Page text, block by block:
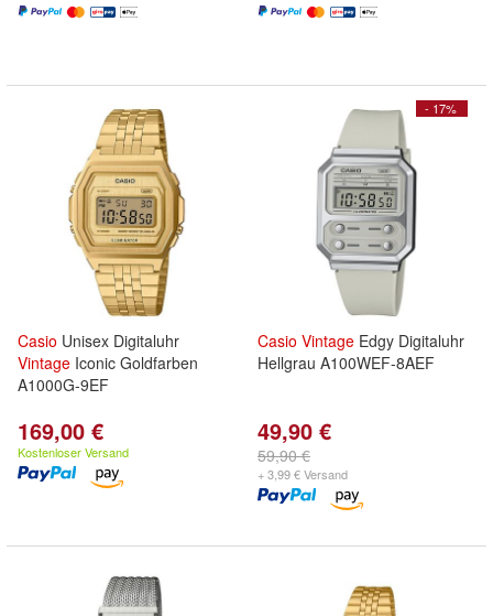
Casio Unisex Digitaluhr
Vintage Iconic Goldfarben
A1000G-9EF
169,00 €
Kostenloser Versand
- 17%
Casio Vintage Edgy Digitaluhr
Hellgrau A100WEF-8AEF
49,90 €
59,90 €
+ 3,99 € Versand